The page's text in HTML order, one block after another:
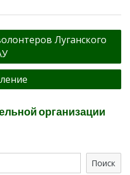
Луганского
организации
Поиск